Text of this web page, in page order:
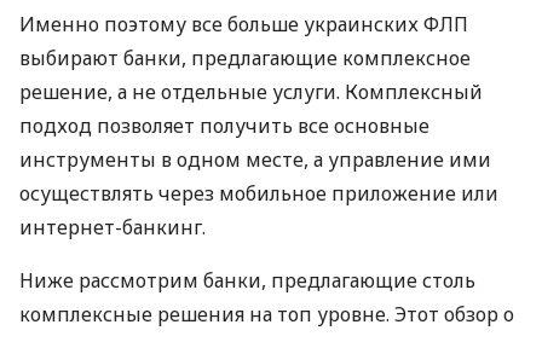
Именно поэтому все больше украинских ФЛП
выбирают банки, предлагающие комплексное
решение, а не отдельные услуги. Комплексный
подход позволяет получить все основные
инструменты в одном месте, а управление ими
осуществлять через мобильное приложение или
интернет-банкинг.
Ниже рассмотрим банки, предлагающие столь
комплексные решения на топ уровне. Этот обзор о